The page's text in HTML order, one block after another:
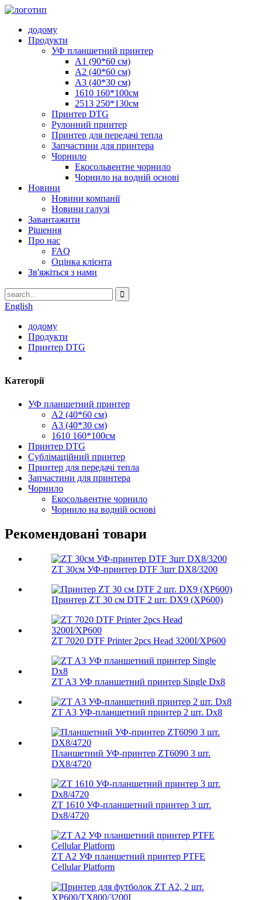
додому
Продукти
УФ планшетний принтер
A1 (90*60 см)
A2 (40*60 см)
A3 (40*30 см)
1610 160*100см
2513 250*130см
Принтер DTG
Рулонний принтер
Принтер для передачі тепла
Запчастини для принтера
Чорнило
Екосольвентне чорнило
Чорнило на водній основі
Новини
Новини компанії
Новини галузі
Завантажити
Рішення
Про нас
FAQ
Оцінка клієнта
Зв'яжіться з нами
English
додому
Продукти
Принтер DTG
Категорії
УФ планшетний принтер
A2 (40*60 см)
A3 (40*30 см)
1610 160*100см
Принтер DTG
Сублімаційний принтер
Принтер для передачі тепла
Запчастини для принтера
Чорнило
Екосольвентне чорнило
Чорнило на водній основі
Рекомендовані товари
ZT 30см УФ-принтер DTF 3шт DX8/3200
Принтер ZT 30 см DTF 2 шт. DX9 (XP600)
ZT 7020 DTF Printer 2pcs Head 3200I/XP600
ZT A3 УФ планшетний принтер Single Dx8
ZT A3 УФ-планшетний принтер 2 шт. Dx8
Планшетний УФ-принтер ZT6090 3 шт.
DX8/4720
ZT 1610 УФ-планшетний принтер 3 шт.
Dx8/4720
ZT A2 УФ планшетний принтер PTFE
Cellular Platform